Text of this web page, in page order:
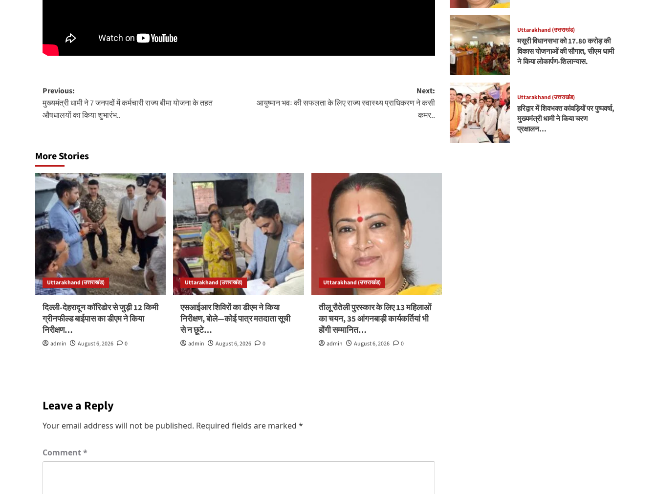
Post
navigation
Previous:
मुख्यमंत्री धामी ने 7 जनपदों में कर्मचारी राज्य बीमा योजना के तहत
औषधालयों का किया शुभारंभ..
Next:
आयुष्मान भवः की सफलता के लिए राज्य स्वास्थ्य प्राधिकरण ने कसी
कमर..
More Stories
Uttarakhand (उत्तराखंड)
दिल्ली-देहरादून कॉरिडोर से जुड़ी 12 किमी
ग्रीनफील्ड बाईपास का डीएम ने किया
निरीक्षण…
admin August 6, 2026 0
Uttarakhand (उत्तराखंड)
एसआईआर शिविरों का डीएम ने किया
निरीक्षण, बोले—कोई पात्र मतदाता सूची
से न छूटे…
admin August 6, 2026 0
Uttarakhand (उत्तराखंड)
तीलू रौतेली पुरस्कार के लिए 13 महिलाओं
का चयन, 35 आंगनबाड़ी कार्यकर्तियां भी
होंगी सम्मानित…
admin August 6, 2026 0
Leave a Reply
Your email address will not be published. Required fields are marked *
Comment*
Uttarakhand (उत्तराखंड)
मसूरी विधानसभा को 17.80 करोड़ की
विकास योजनाओं की सौगात, सीएम धामी
ने किया लोकार्पण-शिलान्यास.
Uttarakhand (उत्तराखंड)
हरिद्वार में शिवभक्त कांवड़ियों पर पुष्पवर्षा,
मुख्यमंत्री धामी ने किया चरण
प्रक्षालन…